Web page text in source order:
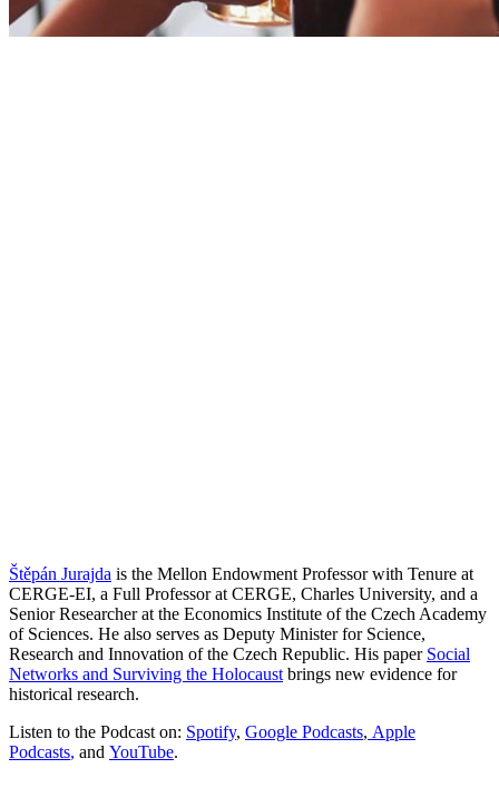
Štěpán Jurajda is the Mellon Endowment Professor with Tenure at
CERGE-EI, a Full Professor at CERGE, Charles University, and a
Senior Researcher at the Economics Institute of the Czech Academy
of Sciences. He also serves as Deputy Minister for Science,
Research and Innovation of the Czech Republic. His paper Social
Networks and Surviving the Holocaust brings new evidence for
historical research.
Listen to the Podcast on: Spotify, Google Podcasts, Apple
Podcasts, and YouTube.